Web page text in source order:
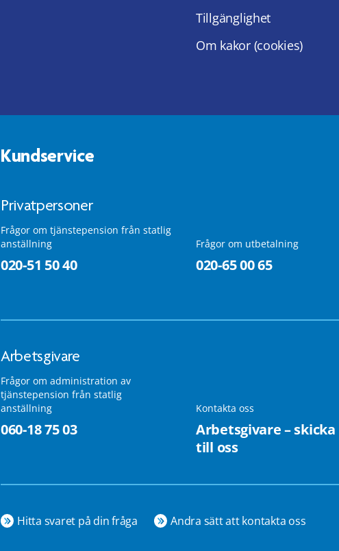
Tillgänglighet
Om kakor (cookies)
Kundservice
Privatpersoner
Frågor om tjänstepension från statlig
anställning
020-51 50 40
Frågor om utbetalning
020-65 00 65
Arbetsgivare
Frågor om administration av
tjänstepension från statlig
anställning
060-18 75 03
Kontakta oss
Arbetsgivare –
till oss
Hitta svaret på din fråga Andra sätt att kontakta oss